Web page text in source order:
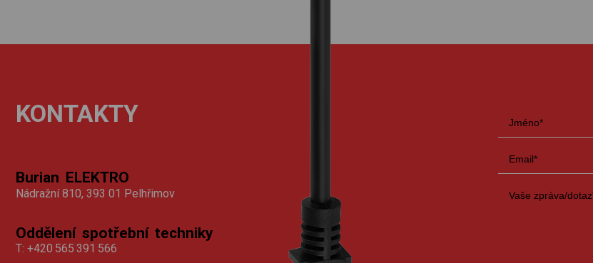
KONTAKTY
Burian ELEKTRO
Nádražní 810, 393 01 Pelhřimov
Oddělení spotřební techniky
T: +420 565 391 566